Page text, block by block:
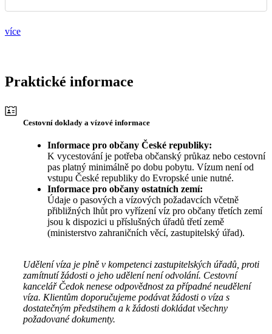
více
Praktické informace
Cestovní doklady a vízové informace
Informace pro občany České republiky:
K vycestování je potřeba občanský průkaz nebo cestovní
pas platný minimálně po dobu pobytu. Vízum není od
vstupu České republiky do Evropské unie nutné.
Informace pro občany ostatních zemí:
Údaje o pasových a vízových požadavcích včetně
přibližných lhůt pro vyřízení víz pro občany třetích zemí
jsou k dispozici u příslušných úřadů třetí země
(ministerstvo zahraničních věcí, zastupitelský úřad).
Udělení víza je plně v kompetenci zastupitelských úřadů, proti
zamítnutí žádosti o jeho udělení není odvolání. Cestovní
kancelář Čedok nenese odpovědnost za případné neudělení
víza. Klientům doporučujeme podávat žádosti o víza s
dostatečným předstihem a k žádosti dokládat všechny
požadované dokumenty.